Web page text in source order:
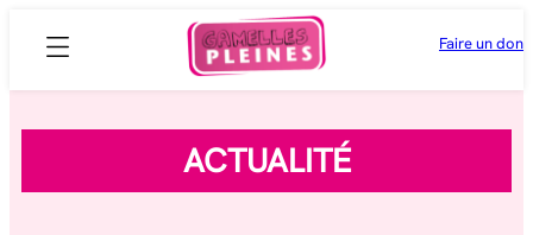
Faire un don
ACTUALITÉ